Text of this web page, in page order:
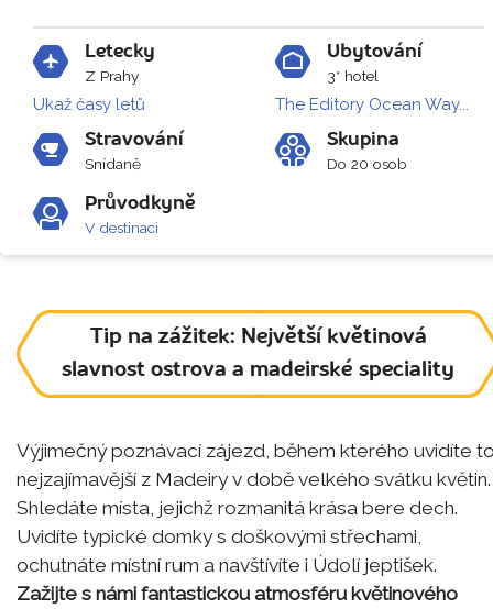
Letecky
Z Prahy
Ukaž časy letů
Ubytování
3* hotel
The Editory Ocean Way...
Stravování
Snídaně
Skupina
Do 20 osob
Průvodkyně
V destinaci
Tip na zážitek: Největší květinová
slavnost ostrova a madeirské speciality
Výjimečný poznávací zájezd, během kterého uvidíte
nejzajímavější z Madeiry v době velkého svátku květin.
Shledáte místa, jejichž rozmanitá krása bere dech.
Uvidíte typické domky s doškovými střechami,
ochutnáte místní rum a navštívíte i Údolí jeptišek.
Zažijte s námi fantastickou atmosféru květinového